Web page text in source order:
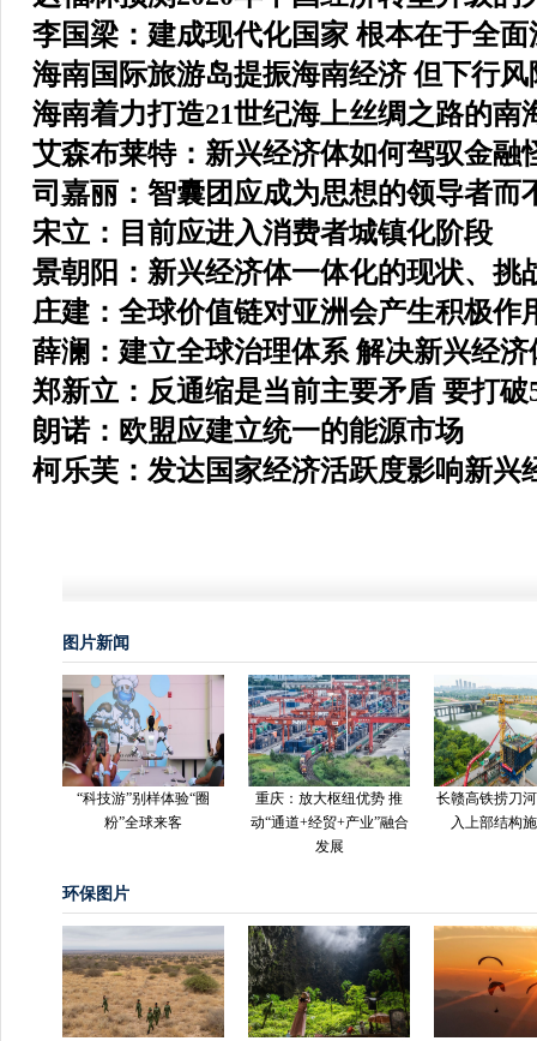
李国梁：建成现代化国家 根本在于全面
海南国际旅游岛提振海南经济 但下行风
海南着力打造21世纪海上丝绸之路的南
艾森布莱特：新兴经济体如何驾驭金融
司嘉丽：智囊团应成为思想的领导者而
宋立：目前应进入消费者城镇化阶段
景朝阳：新兴经济体一体化的现状、挑
庄建：全球价值链对亚洲会产生积极作
薛澜：建立全球治理体系 解决新兴经
郑新立：反通缩是当前主要矛盾 要打破
朗诺：欧盟应建立统一的能源市场
柯乐芙：发达国家经济活跃度影响新兴